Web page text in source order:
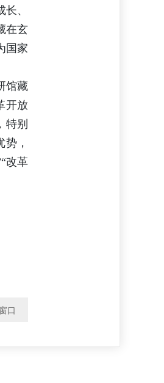
、
在玄
国家
馆藏
开放
特别
，
改革
口